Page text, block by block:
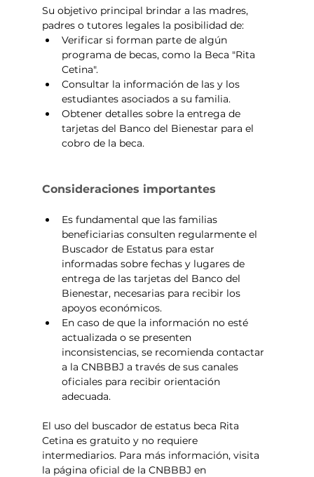
Su objetivo principal brindar a las madres,
padres o tutores legales la posibilidad de:
Verificar si forman parte de algún
programa de becas, como la Beca "Rita
Cetina".
Consultar la información de las y los
estudiantes asociados a su familia.
Obtener detalles sobre la entrega de
tarjetas del Banco del Bienestar para el
cobro de la beca.
Consideraciones importantes
Es fundamental que las familias
beneficiarias consulten regularmente el
Buscador de Estatus para estar
informadas sobre fechas y lugares de
entrega de las tarjetas del Banco del
Bienestar, necesarias para recibir los
apoyos económicos.
En caso de que la información no esté
actualizada o se presenten
inconsistencias, se recomienda contactar
a la CNBBBJ a través de sus canales
oficiales para recibir orientación
adecuada.
El uso del buscador de estatus beca Rita
Cetina es gratuito y no requiere
intermediarios. Para más información, visita
la página oficial de la CNBBBJ en